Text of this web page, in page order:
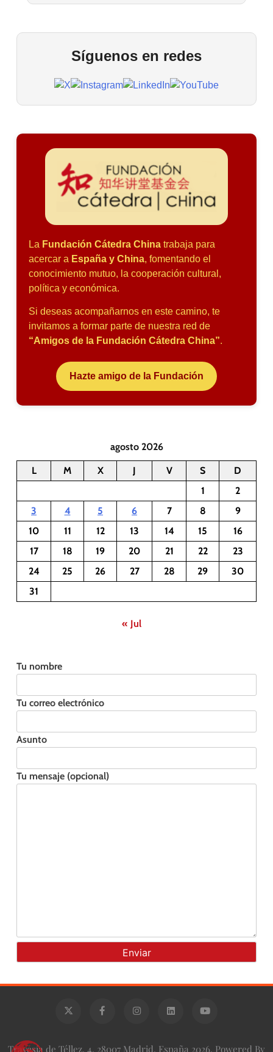
Síguenos en redes
La Fundación Cátedra China trabaja para
acercar a España y China, fomentando el
conocimiento mutuo, la cooperación cultural,
política y económica.
Si deseas acompañarnos en este camino, te
invitamos a formar parte de nuestra red de
“Amigos de la Fundación Cátedra China”.
Hazte amigo de la Fundación
agosto 2026
L M X J V S
D
1
2
3
4 5 6 7 8
9
10
11 12 13 14 15
16
17
18 19 20 21 22
23
24
25 26 27 28 29
30
31
« Jul
Tu nombre
Tu correo electrónico
Asunto
Tu mensaje (opcional)
Travesía de Téllez, 4, 28007 Madrid, España 2026. Powered By